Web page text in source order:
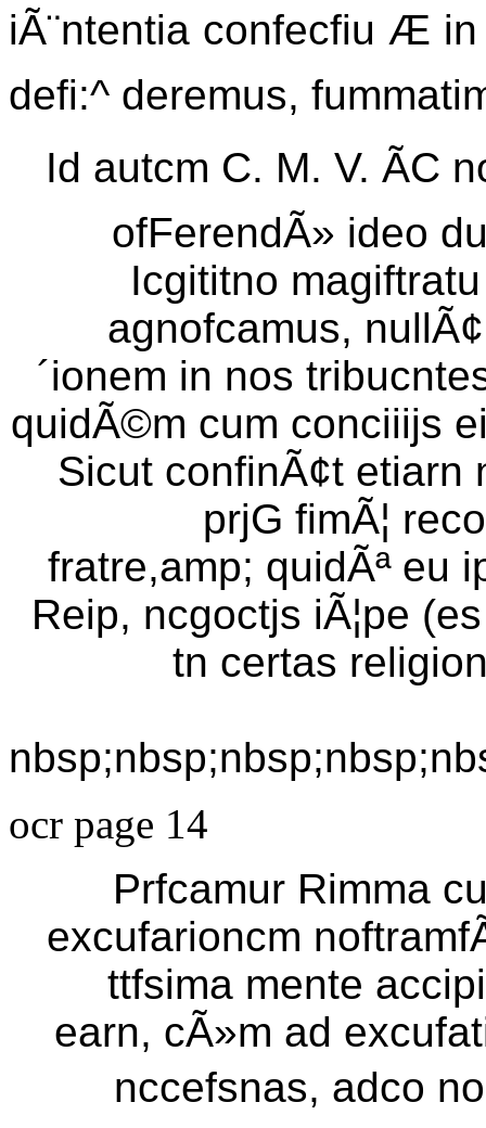
iÃ¨ntentia confecfiu Æ
defi:^ deremus,
Id autcm C. M. V. ÃC
ofFerendÃ» ideo
Icgititno
agnofcamus,
´ionem in nos
quidÃ©m cum conciiijs
Sicut confinÃ¢t etiarn
prjG fimÃ¦
fratre,amp; quidÃª eu
Reip, ncgoctjs iÃ¦pe
tn certas
ocr page 14
Prfcamur Rimma
excufarioncm
ttfsima mente
earn, cÃ»m ad
nccefsnas, adco